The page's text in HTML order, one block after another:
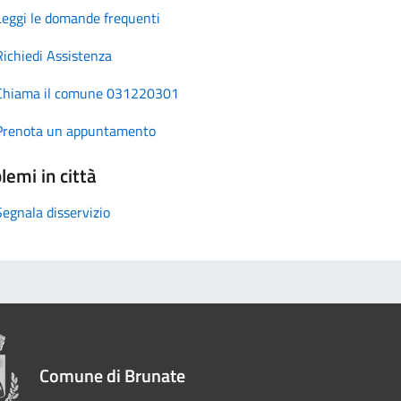
le domande frequenti
Assistenza
il comune 031220301
un appuntamento
in città
disservizio
Comune di Brunate